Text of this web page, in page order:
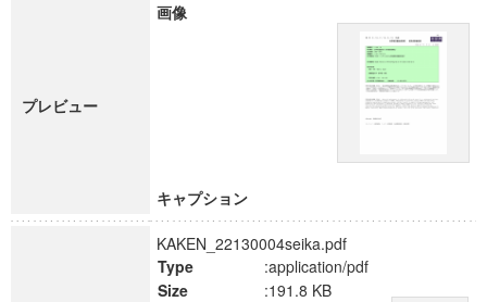
プレビュー
画像
キャプション
KAKEN_22130004seika.pdf
Type
:application/pdf
Size
:191.8 KB